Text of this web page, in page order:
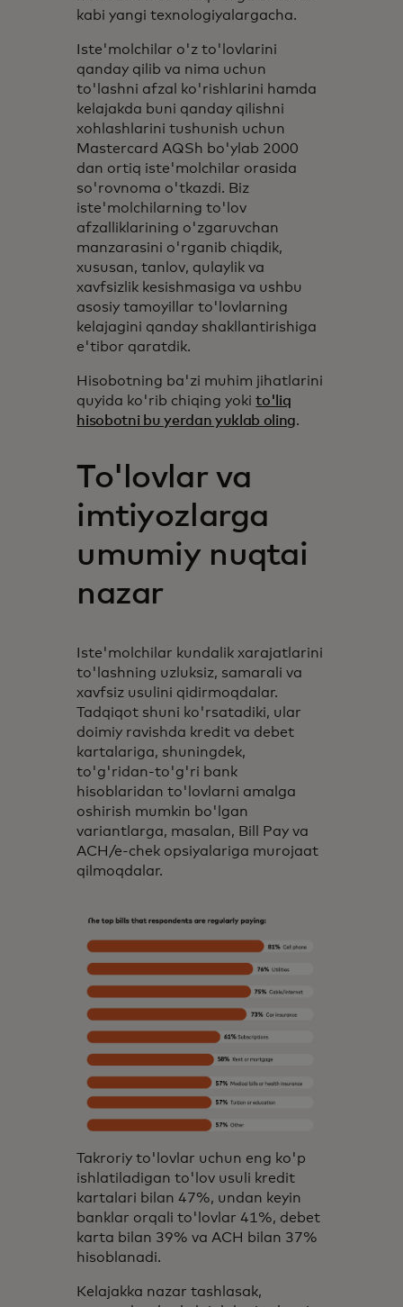
kabi yangi texnologiyalargacha.
Iste'molchilar o'z to'lovlarini
qanday qilib va nima uchun
to'lashni afzal ko'rishlarini hamda
kelajakda buni qanday qilishni
xohlashlarini tushunish uchun
Mastercard AQSh bo'ylab 2000
dan ortiq iste'molchilar orasida
so'rovnoma o'tkazdi. Biz
iste'molchilarning to'lov
afzalliklarining o'zgaruvchan
manzarasini o'rganib chiqdik,
xususan, tanlov, qulaylik va
xavfsizlik kesishmasiga va ushbu
asosiy tamoyillar to'lovlarning
kelajagini qanday shakllantirishiga
e'tibor qaratdik.
Hisobotning ba'zi muhim jihatlarini
quyida ko'rib chiqing yokito'liq
hisobotni bu yerdan yuklab oling.
To'lovlar va
imtiyozlarga
umumiy nuqtai
nazar
Iste'molchilar kundalik xarajatlarini
to'lashning uzluksiz, samarali va
xavfsiz usulini qidirmoqdalar.
Tadqiqot shuni ko'rsatadiki, ular
doimiy ravishda kredit va debet
kartalariga, shuningdek,
to'g'ridan-to'g'ri bank
hisoblaridan to'lovlarni amalga
oshirish mumkin bo'lgan
variantlarga, masalan, Bill Pay va
ACH/e-chek opsiyalariga murojaat
qilmoqdalar.
Takroriy to'lovlar uchun eng ko'p
ishlatiladigan to'lov usuli kredit
kartalari bilan 47%, undan keyin
banklar orqali to'lovlar 41%, debet
karta bilan 39% va ACH bilan 37%
hisoblanadi.
Kelajakka nazar tashlasak,